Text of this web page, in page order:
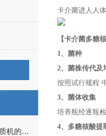
高剪切均质机与高压均质机的区别
卡介菌进人人
【卡介菌多糖
1、菌种
2、菌株传代及
按照试行规程
3、菌体收集
培养瓶经逐瓶
4、多糖核酸提